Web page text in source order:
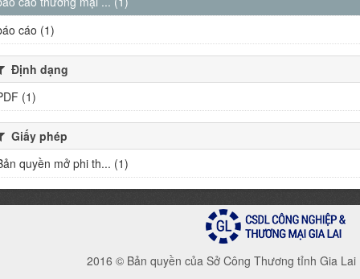
cáo (1)
Định dạng
(1)
Giấy phép
quyền mở phi th... (1)
2016 © Bản quyền của Sở Công Thương tỉnh Gia Lai